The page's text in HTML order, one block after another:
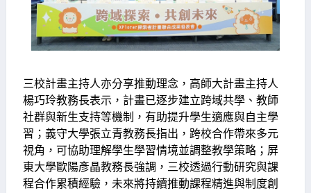
三校計畫主持人亦分享推動理念，高師大計畫主持人
楊巧玲教務長表示，計畫已逐步建立跨域共學、教師
社群與新生支持等機制，有助提升學生適應與自主學
習；義守大學張立青教務長指出，跨校合作帶來多元
視角，可協助理解學生學習情境並調整教學策略；屏
東大學歐陽彥晶教務長強調，三校透過行動研究與課
程合作累積經驗，未來將持續推動課程精進與制度創